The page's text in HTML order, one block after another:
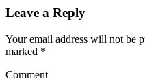
Leave a Reply
Your email address will not be
marked *
Comment